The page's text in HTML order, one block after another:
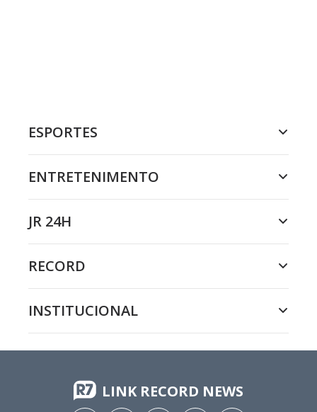
ESPORTES
ENTRETENIMENTO
JR 24H
RECORD
INSTITUCIONAL
LINK RECORD NEWS